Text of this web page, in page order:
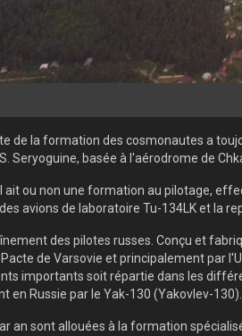
de la formation des cosmonautes a
Seryoguine, basée à l'aérodrome de
ait ou non une formation au pilotage,
avions de laboratoire Tu-134LK et la
des pilotes russes. Conçu et
de Varsovie et principalement par
importants soit répartie dans les
en Russie par le Yak-130 (Yakovlev-130).
an sont allouées à la formation